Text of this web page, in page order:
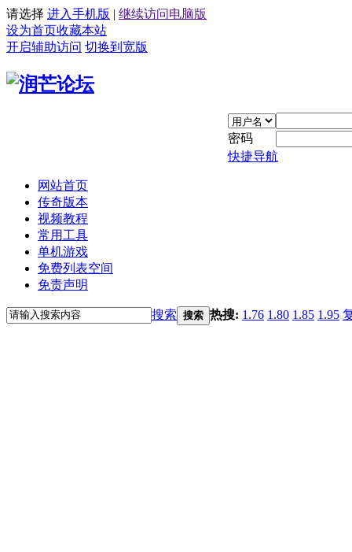
请选择 进入手机版 | 继续访问电脑版
设为首页收藏本站
开启辅助访问 切换到宽版
密码
快捷导航
网站首页
传奇版本
视频教程
常用工具
单机游戏
免费列表空间
免责声明
搜索 搜索 热搜: 1.76 1.80 1.85 1.95